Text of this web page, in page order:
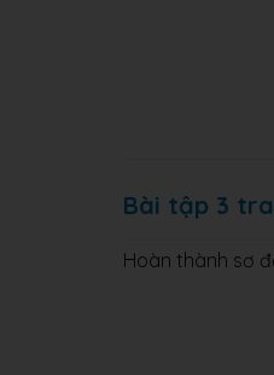
Bài tập 3
Hoàn thành sơ